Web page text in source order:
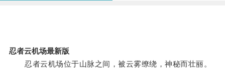
忍者云机场最新版
忍者云机场位于山脉之间，被云雾缭绕，神秘而壮丽。